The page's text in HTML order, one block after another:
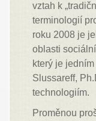
vztah k
terminologií
roku 2008 je
oblasti
který je
Slussareff,
technologiím.
Proměnou